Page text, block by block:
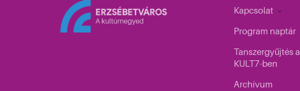
Kapcsolat
Program naptár
Tanszergyűjtés a
KULT7-ben
Archívum